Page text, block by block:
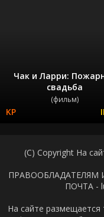
Чак и Ларри:
свадьба
(фильм)
(C) Copyright На
ПРАВООБЛАДАТЕЛЯМ
ПОЧТА -
На сайте